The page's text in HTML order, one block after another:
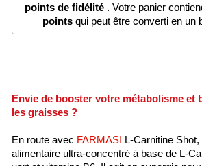
points de fidélité. Votre panier
points qui peut être converti en un
Envie de booster votre métabolisme et
les graisses ?
En route avec FARMASI L-Carnitine
alimentaire ultra-concentré à base de L-